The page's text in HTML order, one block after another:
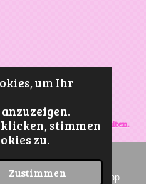
um Ihr
klicken, stimmen
zu.
Zustimmen
Manufaktur Sweet
© Alle Rechte vorbehalten.
Instagram WhatsApp